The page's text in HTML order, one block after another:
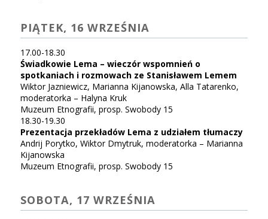
PIĄTEK, 16 WRZEŚNIA
17.00-18.30
Świadkowie Lema – wieczór wspomnień o
spotkaniach i rozmowach ze Stanisławem Lemem
Wiktor Jazniewicz, Marianna Kijanowska, Alla Tatarenko,
moderatorka – Halyna Kruk
Muzeum Etnografii, prosp. Swobody 15
18.30-19.30
Prezentacja przekładów Lema z udziałem tłumaczy
Andrij Porytko, Wiktor Dmytruk, moderatorka – Marianna
Kijanowska
Muzeum Etnografii, prosp. Swobody 15
SOBOTA, 17 WRZEŚNIA